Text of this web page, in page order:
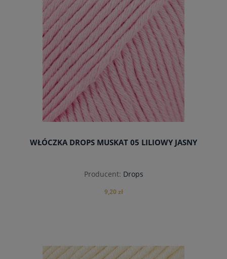
WŁÓCZKA DROPS MUSKAT 05 LILIOWY JASNY
Producent: Drops
9,20 zł
do koszyka